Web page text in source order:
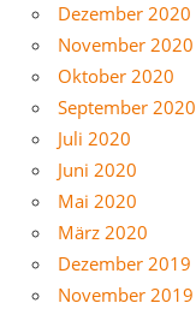
Dezember 2020
November 2020
Oktober 2020
September 2020
Juli 2020
Juni 2020
Mai 2020
März 2020
Dezember 2019
November 2019